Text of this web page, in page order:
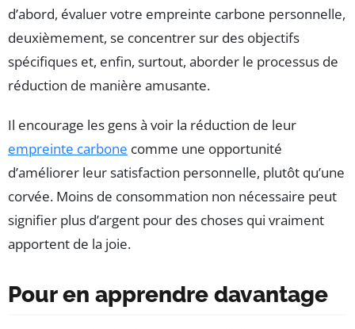
d’abord, évaluer votre empreinte carbone personnelle,
deuxièmement, se concentrer sur des objectifs
spécifiques et, enfin, surtout, aborder le processus de
réduction de manière amusante.
Il encourage les gens à voir la réduction de leur
empreinte carbone comme une opportunité
d’améliorer leur satisfaction personnelle, plutôt qu’une
corvée. Moins de consommation non nécessaire peut
signifier plus d’argent pour des choses qui vraiment
apportent de la joie.
Pour en apprendre davantage